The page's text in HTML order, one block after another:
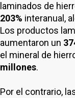
laminados de
203% interanual,
Los productos
aumentaron un
el mineral de
millones.
Por el contrario,